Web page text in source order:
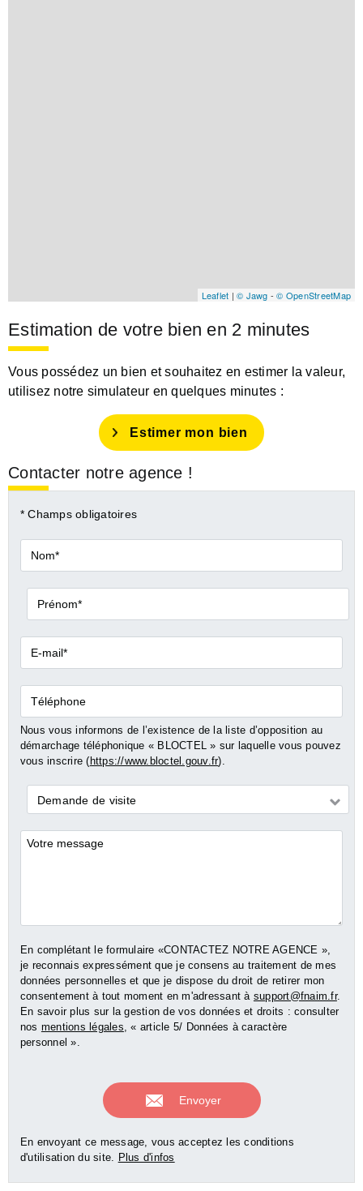
Leaflet | © Jawg -© OpenStreetMap
Estimation de votre bien en 2 minutes
Vous possédez un bien et souhaitez en estimer la valeur,
utilisez notre simulateur en quelques minutes :
Estimer mon bien
Contacter notre agence !
* Champs obligatoires
Nom*
Prénom*
E-
mail*
Téléphone
Nous vous informons de l’existence de la liste d’opposition au
démarchage téléphonique « BLOCTEL » sur laquelle vous pouvez
vous inscrire ( https://www.bloctel.gouv.fr).
Demande
*
Demande de visite
Commentaires
En complétant le formulaire «CONTACTEZ NOTRE AGENCE »,
je reconnais expressément que je consens au traitement de mes
données personnelles et que je dispose du droit de retirer mon
consentement à tout moment en m'adressant à support@fnaim.fr.
En savoir plus sur la gestion de vos données et droits : consulter
nos mentions légales, « article 5/ Données à caractère
personnel ».
En envoyant ce message, vous acceptez les conditions
d'utilisation du site. Plus d'infos